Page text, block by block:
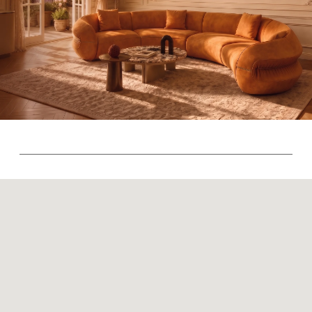
Политика конфиденциальности
Политика возврата товаров